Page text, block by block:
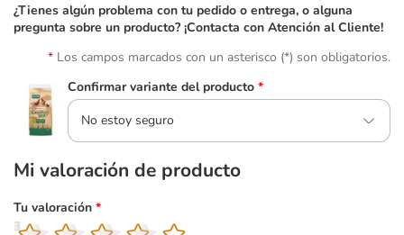
¿Tienes algún problema con tu pedido o entrega, o alguna
pregunta sobre un producto? ¡Contacta con Atención al Cliente!
Los campos marcados con un asterisco (*) son obligatorios.
Confirmar variante del producto *
No estoy seguro
Mi valoración de producto
Tu valoración *
1
2
3
4
5